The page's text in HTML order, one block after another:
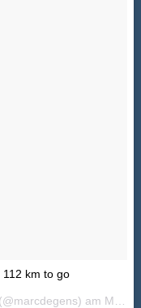
112 km to go
(@marcdegens) am Mai 21, 2018 um 9:53 PDT